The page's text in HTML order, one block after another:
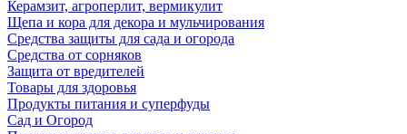
Керамзит, агроперлит, вермикулит
Щепа и кора для декора и мульчирования
Средства защиты для сада и огорода
Средства от сорняков
Защита от вредителей
Товары для здоровья
Продукты питания и суперфуды
Сад и Огород